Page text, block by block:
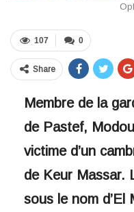
0
107
Share
Membre de la
de Pastef,
victime d’un
de Keur Massar.
sous le nom d’El